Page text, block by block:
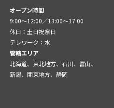
オープン時間
9:00～12:00／13:00～17:00
休日：土日祝祭日
テレワーク：水
管轄エリア
北海道、東北地方、石川、富山、
新潟、関東地方、静岡